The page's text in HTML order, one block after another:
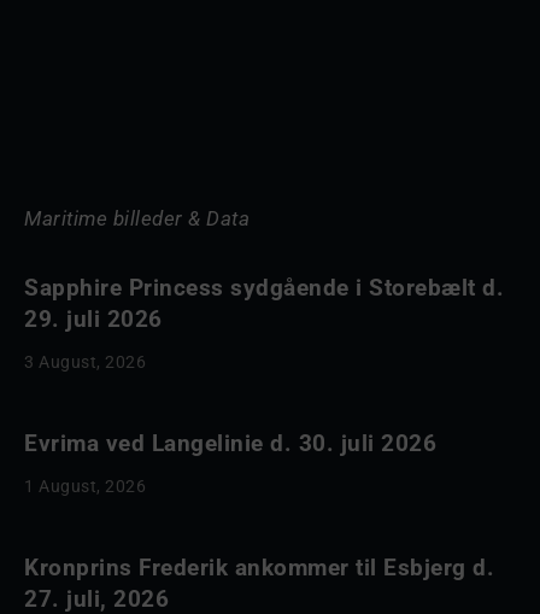
Maritime billeder & Data
Sapphire Princess sydgående i Storebælt d.
29. juli 2026
3 August, 2026
Evrima ved Langelinie d. 30. juli 2026
1 August, 2026
Kronprins Frederik ankommer til Esbjerg d.
27. juli, 2026